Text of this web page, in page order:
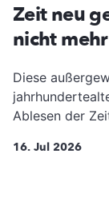
Zeit neu
nicht
Diese
Ablesen der
16. Jul 2026